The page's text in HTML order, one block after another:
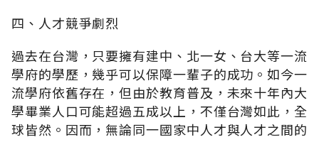
四、人才競爭劇烈
過去在台灣，只要擁有建中、北一女、台大等一流
學府的學歷，幾乎可以保障一輩子的成功。如今一
流學府依舊存在，但由於教育普及，未來十年內大
學畢業人口可能超過五成以上，不僅台灣如此，全
球皆然。因而，無論同一國家中人才與人才之間的